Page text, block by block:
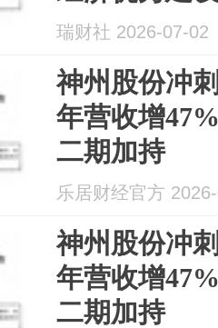
瑞财社 2026-07-02
神州股份冲
年营收增
二期加持
乐居财经官方
神州股份冲
年营收增
二期加持